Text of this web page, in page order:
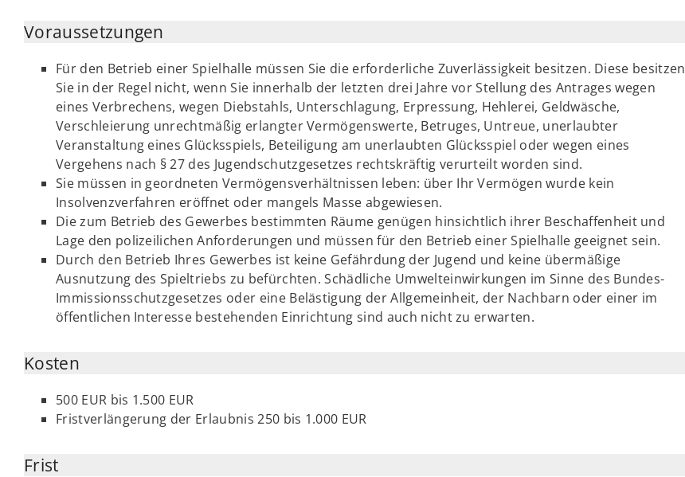
Voraussetzungen
Für den Betrieb einer Spielhalle müssen Sie die erforderliche Zuverlässigkeit besitzen. Diese besitzen
Sie in der Regel nicht, wenn Sie innerhalb der letzten drei Jahre vor Stellung des Antrages wegen
eines Verbrechens, wegen Diebstahls, Unterschlagung, Erpressung, Hehlerei, Geldwäsche,
Verschleierung unrechtmäßig erlangter Vermögenswerte, Betruges, Untreue, unerlaubter
Veranstaltung eines Glücksspiels, Beteiligung am unerlaubten Glücksspiel oder wegen eines
Vergehens nach § 27 des Jugendschutzgesetzes rechtskräftig verurteilt worden sind.
Sie müssen in geordneten Vermögensverhältnissen leben: über Ihr Vermögen wurde kein
Insolvenzverfahren eröffnet oder mangels Masse abgewiesen.
Die zum Betrieb des Gewerbes bestimmten Räume genügen hinsichtlich ihrer Beschaffenheit und
Lage den polizeilichen Anforderungen und müssen für den Betrieb einer Spielhalle geeignet sein.
Durch den Betrieb Ihres Gewerbes ist keine Gefährdung der Jugend und keine übermäßige
Ausnutzung des Spieltriebs zu befürchten. Schädliche Umwelteinwirkungen im Sinne des Bundes-
Immissionsschutzgesetzes oder eine Belästigung der Allgemeinheit, der Nachbarn oder einer im
öffentlichen Interesse bestehenden Einrichtung sind auch nicht zu erwarten.
Kosten
500 EUR bis 1.500 EUR
Fristverlängerung der Erlaubnis 250 bis 1.000 EUR
Frist